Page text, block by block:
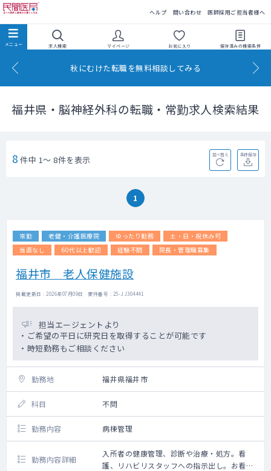
ヘルプ 問い合わせ 医師採用ご担当者様へ
求人検索 マイページ お気に入り 保存済みの検索条件
秋にむけた転職を無料相談してみる
福井県・脳神経外科の転職・常勤求人検索結果
8 件中 1～ 8件を表示 並べ替え 条件保存
1
常勤 老健・介護医療院 ゆったり勤務
土・日・祝休み可
当直なし
60代以上歓迎 経験不問 院長・管理職募集
福井市 老人保健施設
掲載更新日 : 2026年07月09日 案件番号 : 25-JJ304441
担当エージェントより
・ご希望の平日に研究日を取得することが可能です
・時短勤務もご相談ください
勤務地 福井県福井市
科目 不問
勤務内容 病棟管理
勤務内容詳細
入所者の健康管理、診断や治療・処方。看
護、リハビリスタッフへの指示出し。お看取